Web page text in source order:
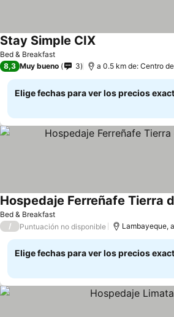
Bed & Breakfast
Stay Simple CIXVer precios
8,3 Muy bueno 3 a 0.5 km de: Centro
Elige fechas para ver los precios
Bed & Breakfast
Hospedaje Ferreñafe Tierra
/ Puntuación no disponible Lambayeque,
Elige fechas para ver los precios